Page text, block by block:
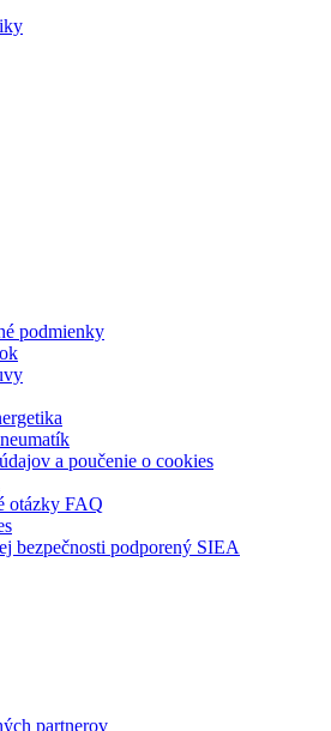
podmienky
a poučenie o cookies
otázky FAQ
bezpečnosti podporený SIEA
partnerov